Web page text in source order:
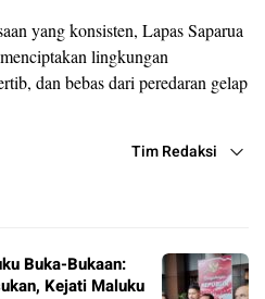
yang konsisten, Lapas Saparua
lingkungan
dan bebas dari peredaran gelap
Tim Redaksi
Buka-Bukaan:
Kejati Maluku